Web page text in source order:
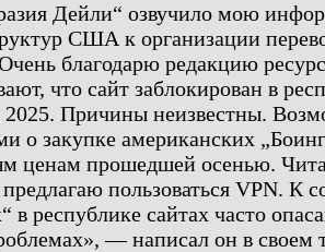
Дейли“ озвучило мою
США к организации
благодарю редакцию
что сайт заблокирован в
2025. Причины неизвестны.
о закупке американских
ценам прошедшей осенью.
предлагаю пользоваться VPN. К
в республике сайтах часто
— написал он в своем